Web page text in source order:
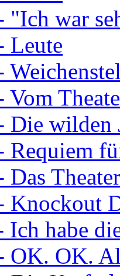
"Ich war
Leute
Vom
Die wilden
Requiem
Das
Knockout
Ich habe
OK. OK.